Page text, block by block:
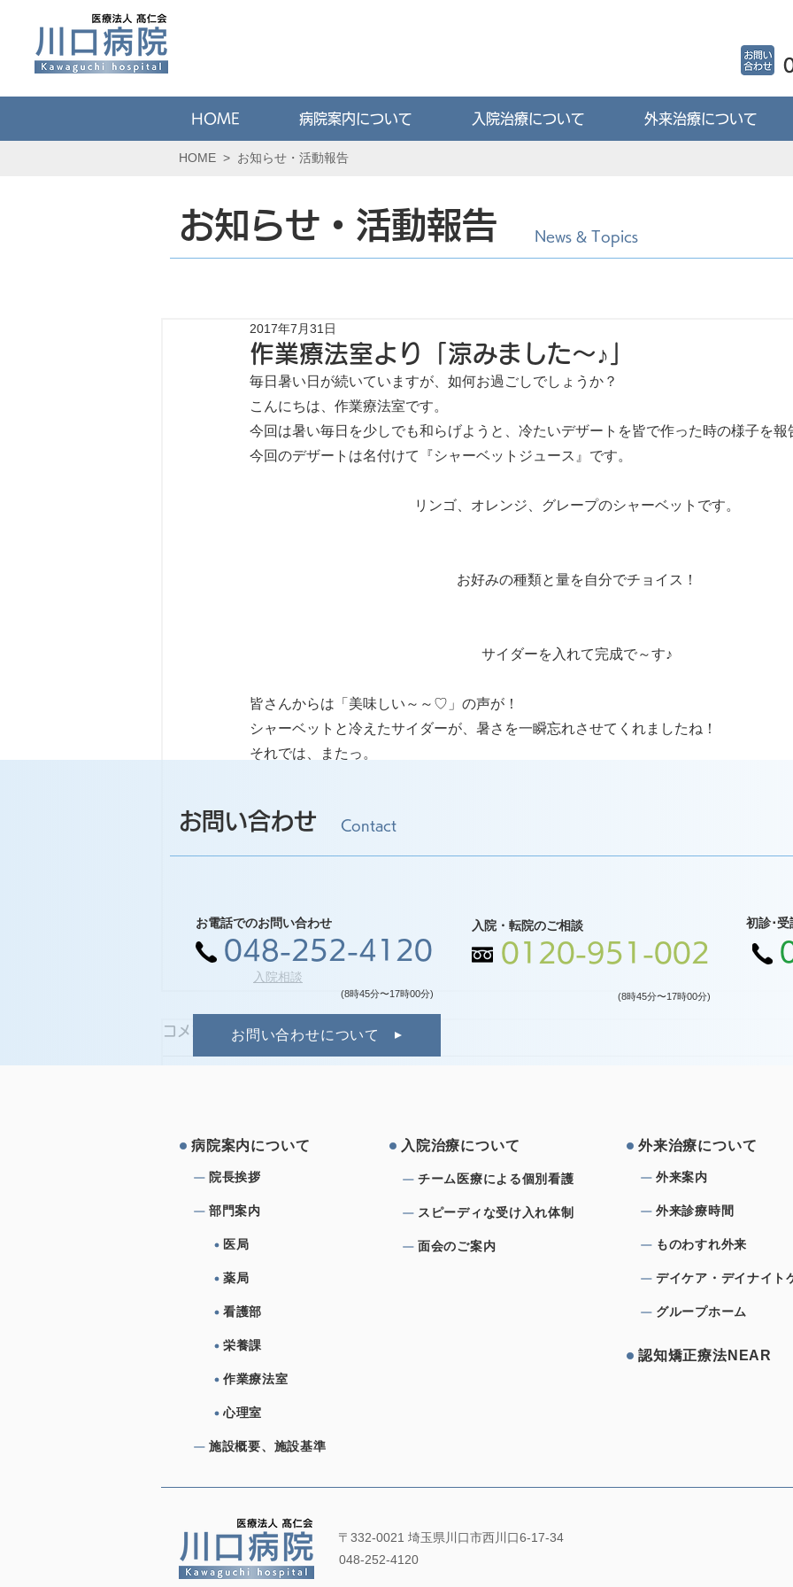
HOME 病院案内について 入院治療について 外来治療について
HOME > お知らせ・活動報告
お知らせ・活動報告 News & Topics
作業療法室より「涼みました～♪」
2017年7月31日
毎日暑い日が続いていますが、如何お過ごしでしょうか？
こんにちは、作業療法室です。
今回は暑い毎日を少しでも和らげようと、冷たいデザートを皆で作った時の様子を報
今回のデザートは名付けて『シャーベットジュース』です。
リンゴ、オレンジ、グレープのシャーベットです。
お好みの種類と量を自分でチョイス！
サイダーを入れて完成で～す♪
皆さんからは「美味しい～～♡」の声が！
シャーベットと冷えたサイダーが、暑さを一瞬忘れさせてくれましたね！
それでは、またっ。
入院相談
コメント
お問い合わせ Contact
お電話でのお問い合わせ
048-252-4120
(8時45分〜17時00分)
入院・転院のご相談
0120-951-002
(8時45分〜17時00分)
初診･受
お問い合わせについて
病院案内について
院⻑挨拶
部⾨案内
医局
⼊院治療について
チーム医療による個別看護
スピーディな受け⼊れ体制
⾯会のご案内
薬局
看護部
外来治療について
外来案内
外来診療時間
ものわすれ外来
デイケア・デイナイト
グループホーム
栄養課
作業療法室
心理室
施設概要、施設基準
〒332-0021 埼玉県川口市西川口6-17-34
048-252-4120
認知矯正療法NEAR